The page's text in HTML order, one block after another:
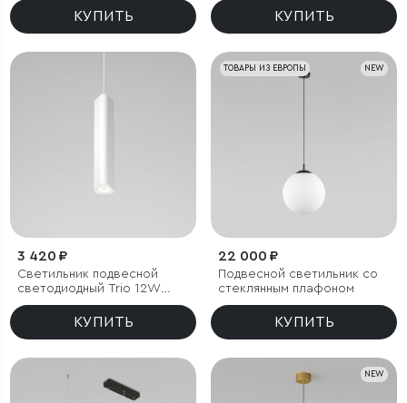
КУПИТЬ КУПИТЬ
3 420 ₽
Светильник подвесной
светодиодный Trio 12W
4000K белый
КУПИТЬ
NEW
ТОВАРЫ ИЗ ЕВРОПЫ
22 000 ₽
Подвесной светильник со
стеклянным плафоном
КУПИТЬ
NEW